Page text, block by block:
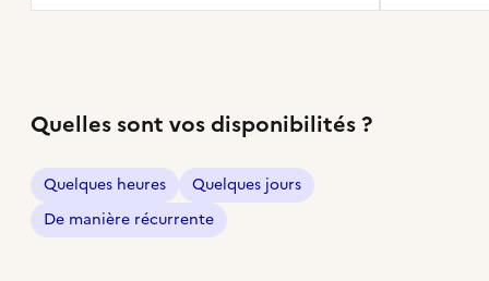
Quelles sont vos disponibilités ?
Quelques heures
Quelques jours
De manière récurrente